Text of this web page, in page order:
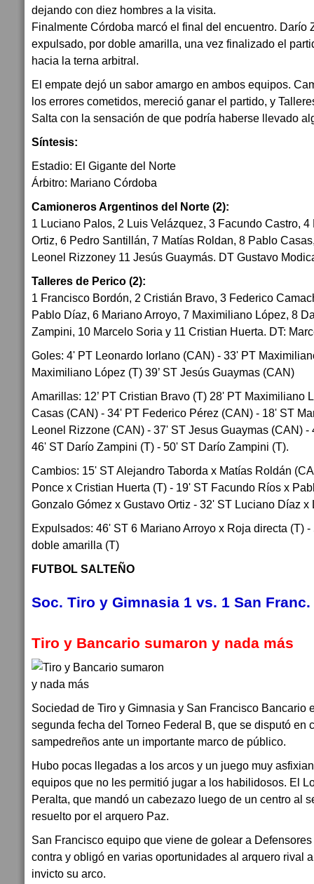
dejando con diez hombres a la visita.
Finalmente Córdoba marcó el final del encuentro. Darío
expulsado, por doble amarilla, una vez finalizado el
hacia la terna arbitral.
El empate dejó un sabor amargo en ambos equipos.
los errores cometidos, mereció ganar el partido, y
Salta con la sensación de que podría haberse llevado
Síntesis:
Estadio: El Gigante del Norte
Árbitro: Mariano Córdoba
Camioneros Argentinos del Norte (2):
1 Luciano Palos, 2 Luis Velázquez, 3 Facundo Castro,
Ortiz, 6 Pedro Santillán, 7 Matías Roldan, 8 Pablo
Leonel Rizzoney 11 Jesús Guaymás. DT Gustavo
Talleres de Perico (2):
1 Francisco Bordón, 2 Cristián Bravo, 3 Federico
Pablo Díaz, 6 Mariano Arroyo, 7 Maximiliano López, 8
Zampini, 10 Marcelo Soria y 11 Cristian Huerta. DT:
Goles: 4' PT Leonardo Iorlano (CAN) - 33' PT
Maximiliano López (T) 39’ ST Jesús Guaymas (CAN)
Amarillas: 12’ PT Cristian Bravo (T) 28' PT Maximiliano
Casas (CAN) - 34' PT Federico Pérez (CAN) - 18' ST
Leonel Rizzone (CAN) - 37' ST Jesus Guaymas (CAN)
46' ST Darío Zampini (T) - 50' ST Darío Zampini (T).
Cambios: 15' ST Alejandro Taborda x Matías Roldán
Ponce x Cristian Huerta (T) - 19' ST Facundo Ríos x
Gonzalo Gómez x Gustavo Ortiz - 32' ST Luciano Díaz x
Expulsados: 46' ST 6 Mariano Arroyo x Roja directa (T)
doble amarilla (T)
FUTBOL SALTEÑO
Soc. Tiro y Gimnasia 1 vs. 1 San
Tiro y Bancario sumaron y nada más
Sociedad de Tiro y Gimnasia y San Francisco Bancario
segunda fecha del Torneo Federal B, que se disputó en
sampedreños ante un importante marco de público.
Hubo pocas llegadas a los arcos y un juego muy
equipos que no les permitió jugar a los habilidosos. El
Peralta, que mandó un cabezazo luego de un centro al
resuelto por el arquero Paz.
San Francisco equipo que viene de golear a
contra y obligó en varias oportunidades al arquero rival
invicto su arco.